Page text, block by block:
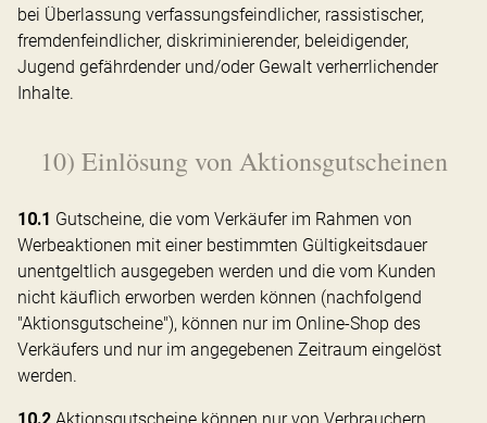
bei Überlassung verfassungsfeindlicher, rassistischer,
fremdenfeindlicher, diskriminierender, beleidigender,
Jugend gefährdender und/oder Gewalt verherrlichender
Inhalte.
10) Einlösung von Aktionsgutscheinen
10.1 Gutscheine, die vom Verkäufer im Rahmen von
Werbeaktionen mit einer bestimmten Gültigkeitsdauer
unentgeltlich ausgegeben werden und die vom Kunden
nicht käuflich erworben werden können (nachfolgend
"Aktionsgutscheine"), können nur im Online-Shop des
Verkäufers und nur im angegebenen Zeitraum eingelöst
werden.